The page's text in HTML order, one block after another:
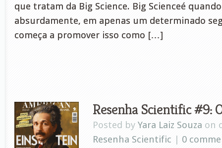
que tratam da Big Science. Big Scienceé
absurdamente, em apenas um determinado
começa a promover isso como […]
Resenha Scientific #9:
Posted by Yara Laiz Souza on
Resenha Scientific | 0